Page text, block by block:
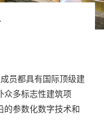
员都具有国际顶级建
众多标志性建筑项
的参数化数字技术和